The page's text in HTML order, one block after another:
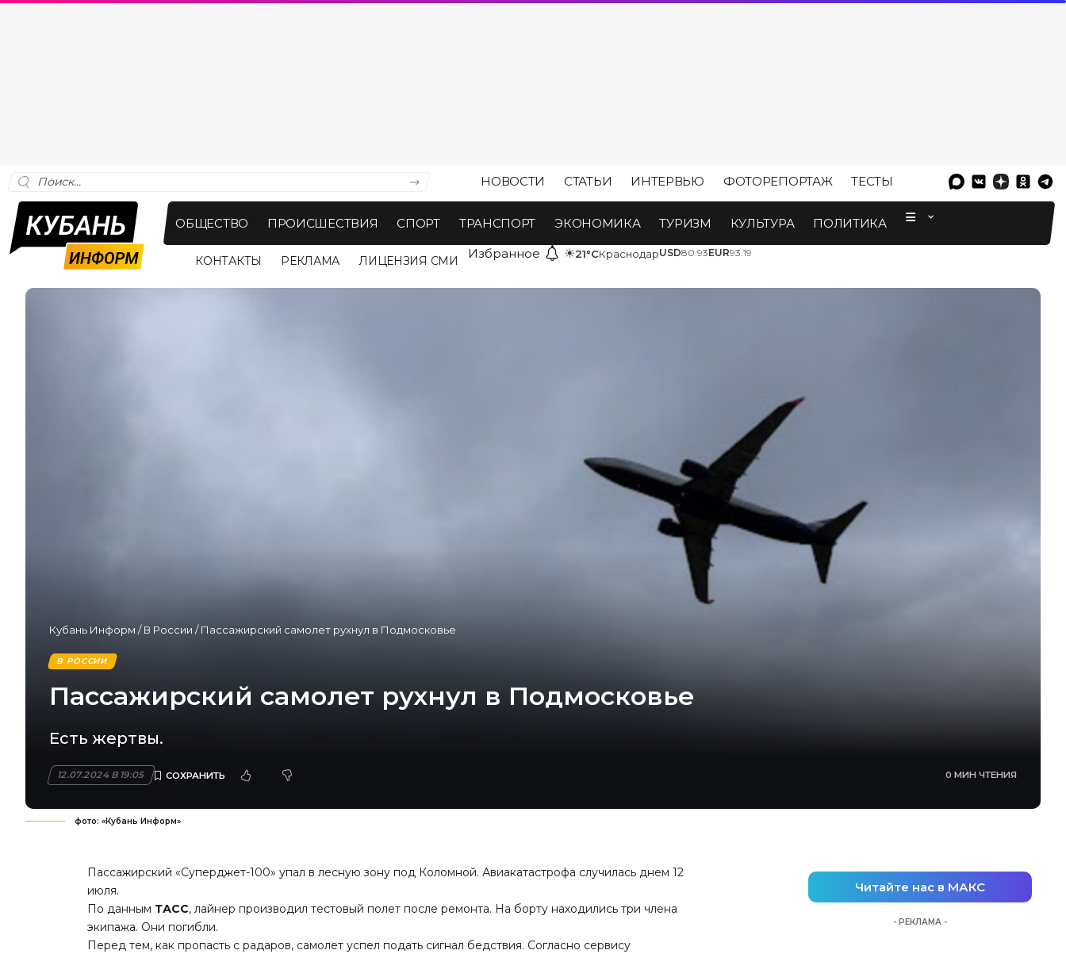
НОВОСТИ СТАТЬИ ИНТЕРВЬЮ ФОТОРЕПОРТАЖ ТЕСТЫ
ОБЩЕСТВО ПРОИСШЕСТВИЯ СПОРТ ТРАНСПОРТ ЭКОНОМИКА ТУРИЗМ КУЛЬТУРА ПОЛИТИКА
КОНТАКТЫ РЕКЛАМА ЛИЦЕНЗИЯ СМИ Избранное ☀21°CКраснодарUSD80.93EUR93.19
Кубань Информ /В России /Пассажирский самолет рухнул в Подмосковье
В РОССИИ
Пассажирский самолет рухнул в Подмосковье
Есть жертвы.
12.07.2024 В 19:05 0 МИН ЧТЕНИЯ
фото: «Кубань Информ»
Пассажирский «Суперджет-100» упал в лесную зону под Коломной. Авиакатастрофа случилась днем 12
июля.
По данным ТАСС, лайнер производил тестовый полет после ремонта. На борту находились три члена
экипажа. Они погибли.
Перед тем, как пропасть с радаров, самолет успел подать сигнал бедствия. Согласно сервису
Читайте нас в МАКС
- РЕКЛАМА -